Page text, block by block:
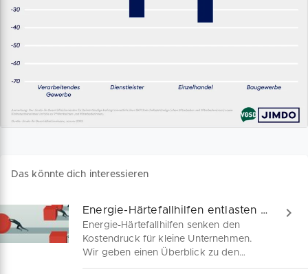
Das könnte dich interessieren
Energie-Härtefallhilfen entlasten deine Unternehmung
Energie-Härtefallhilfen senken den
Kostendruck für kleine Unternehmen.
Wir geben einen Überblick zu den
wichtigsten Härtefallhilfen in der